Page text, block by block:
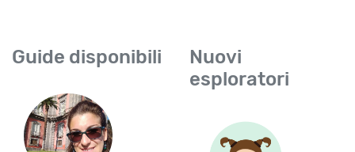
Guide disponibili
Nuovi
esploratori